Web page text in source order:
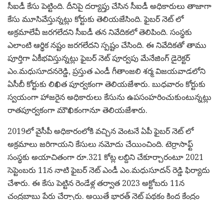
సీఐడీ కేసు పెట్టింది. దీనిపై దర్యాప్తు చేసిన సీఐడీ అధికారులు తాజాగా
కేసు మూసివేస్తున్నట్లు కోర్టుకు తెలియజేసింది. ఫైబర్ నెట్ లో
అక్రమాలేవీ జరగలేదని సీఐడీ తన నివేదికలో తెలిపింది. సంస్థకు
ఎలాంటి ఆర్థిక నష్టం జరగలేదని స్పష్టం చేసింది. ఈ నివేదికతో తాము
పూర్తిగా ఏకీభవిస్తున్నట్లు ఫైబర్ నెట్ పూర్వపు మేనేజింగ్ డైరెక్టర్
ఎం.మధుసూదనరెడ్డి, ప్రస్తుత ఎండీ గీతాంజలి శర్మ విజయవాడలోని
ఏసీబీ కోర్టుకు లిఖిత పూర్వకంగా తెలియజేశారు. బుధవారం కోర్టుకు
స్వయంగా హాజరైన అధికారులు కేసును ఉపసంహరించుకుంటున్నట్లు
రాతపూర్వకంగా మౌఖికంగానూ తెలియజేశారు.
2019లో వైసీపీ అధికారంలోకి వచ్చిన వెంటనే ఏపీ ఫైబర్ నెట్ లో
అక్రమాలు జరిగాయని కేసులు నమోదు చేయించింది. టెర్రాసాఫ్ట్
సంస్థకు అయాచితంగా రూ.321 కోట్ల లబ్దిని చేకూర్చారంటూ 2021
సెప్టెంబరు 11న నాటి ఫైబర్ నెట్ ఎండీ ఎం.మధుసూదన్ రెడ్డి ఫిర్యాదు
చేశారు. ఈ కేసు పెట్టిన రెండేళ్ల తర్వాత 2023 అక్టోబరు 11న
చంద్రబాబు పేరు చేర్చారు. అయితే భారత్ నెట్ పథకం కింద కేంద్రం